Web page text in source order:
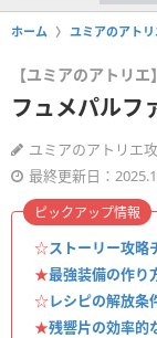
ホーム ユミアのアト
【ユミアのアトリエ】
フュメパルフ
ユミアのアトリエ
最終更新日：
☆ストーリー攻略
★最強装備の作り
☆レシピの解放条
★残響片の効率的
ピックアップ情報